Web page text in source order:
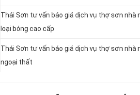
Thái Sơn tư vấn báo giá dịch vụ thợ sơn
loại bóng cao cấp
Thái Sơn tư vấn báo giá dịch vụ thợ sơn
ngoại thất